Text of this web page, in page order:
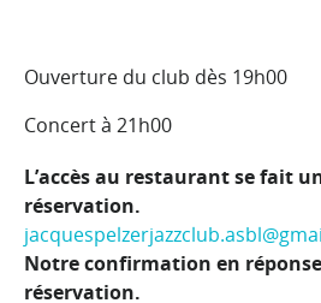
Ouverture du club dès 19h00
Concert à 21h00
L’accès au restaurant se fait
réservation.
Notre confirmation en
réservation.